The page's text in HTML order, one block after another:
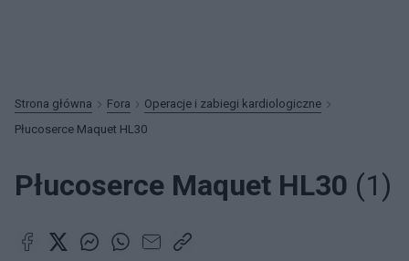
Strona główna Fora
Operacje i zabiegi kardiologiczne
Płucoserce Maquet HL30
Płucoserce Maquet HL30 (1)